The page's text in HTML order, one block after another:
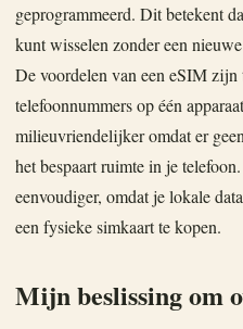
geprogrammeerd. Dit betekent
kunt wisselen zonder een
De voordelen van een eSIM
telefoonnummers op één
milieuvriendelijker omdat er
het bespaart ruimte in je
eenvoudiger, omdat je lokale
een fysieke simkaart te kopen.
Mijn beslissing om